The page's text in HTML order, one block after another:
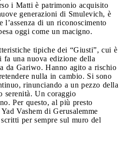
i Matti è patrimonio acquisito
generazioni di Smulevich, è
l’assenza di un riconoscimento
oggi come un macigno.
tipiche dei “Giusti”, cui è
fa una nuova edizione della
da Gariwo. Hanno agito a rischio
nulla in cambio. Si sono
rinunciando a un pezzo della
serenità. Un coraggio
Per questo, al più presto
Vashem di Gerusalemme
per sempre sul muro del